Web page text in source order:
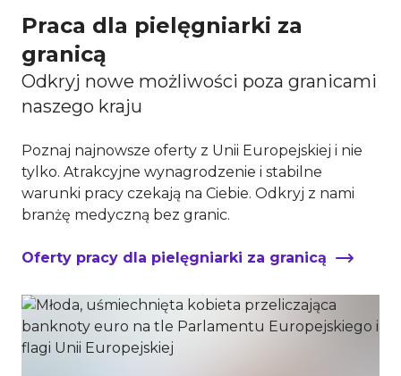
Praca dla pielęgniarki za
granicą
Odkryj nowe możliwości poza granicami
naszego kraju
Poznaj najnowsze oferty z Unii Europejskiej i nie
tylko. Atrakcyjne wynagrodzenie i stabilne
warunki pracy czekają na Ciebie. Odkryj z nami
branżę medyczną bez granic.
Oferty pracy dla pielęgniarki za granicą